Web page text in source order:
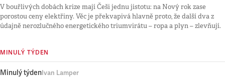
V bouřlivých dobách krize mají Češi jednu jistotu: na Nový rok zase
porostou ceny elektřiny. Věc je překvapivá hlavně proto, že další dva z
údajně nerozlučného energetického triumvirátu – ropa a plyn – zlevňují.
MINULÝ TÝDEN
Minulý týdenIvan Lamper